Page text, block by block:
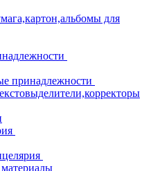
для
принадлежности